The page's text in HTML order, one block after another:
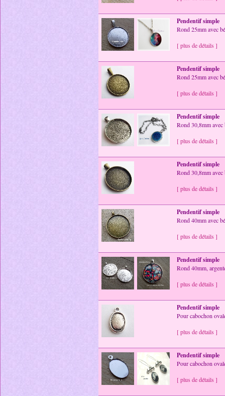
Pendentif simple
Rond 25mm avec
[ plus de détails ]
Pendentif simple
Rond 25mm avec
[ plus de détails ]
Pendentif simple
Rond 30,8mm
[ plus de détails ]
Pendentif simple
Rond 30,8mm
[ plus de détails ]
Pendentif simple
Rond 40mm avec
[ plus de détails ]
Pendentif simple
Rond 40mm,
[ plus de détails ]
Pendentif simple
Pour cabochon
[ plus de détails ]
Pendentif simple
Pour cabochon
[ plus de détails ]